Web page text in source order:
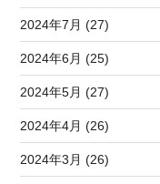
2024年7月 (27)
2024年6月 (25)
2024年5月 (27)
2024年4月 (26)
2024年3月 (26)